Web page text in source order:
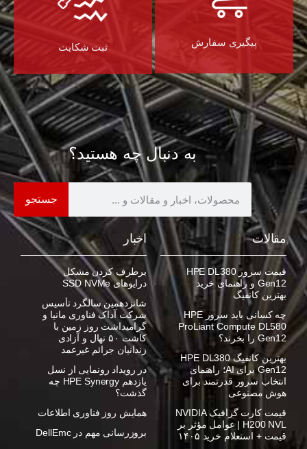
پیگیری سفارش ثبت شکایت
به دنبال چه هستید؟
جستجو
مقالات
قیمت سرور HPE DL380
Gen12 و راهنمای خرید
بهترین کانفیگ
چه کسانی باید سرور HPE
ProLiant Compute DL580
Gen12 را بخرند؟
بهترین کانفیگ HPE DL380
Gen12 برای AI؛ راهنمای
انتخاب سرور قدرتمند برای
هوش مصنوعی
قیمت کارت گرافیک NVIDIA
H200 NVL | عوامل مؤثر بر
قیمت + استعلام خرید ۱۴۰۵
اخبار
برطرف کردن مشکل
درایوهای SSD NVMe
شانزدهمین سالگرد تأسیس
شرکت آداک فناوری مانیا و
گرامیداشت روز زمین با
کاشت ۵۰ نهال و آزادی
زندانیان جرائم غیرعمد
در رویداد رونمایی از نسل
یازدهم HPE Synergy چه
گذشت؟
همایش روز فناوری اطلاعات
بروزرسانی مهم در DellEmc